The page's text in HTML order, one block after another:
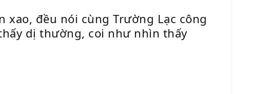
đều nói cùng Trường Lạc công
dị thường, coi như nhìn thấy